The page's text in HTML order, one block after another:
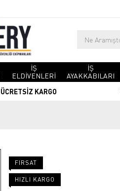
İŞ
ELDİVENLERİ
İŞ
AYAKKABILARI
ÜCRETSİZ KARGO
FIRSAT
HIZLI KARGO